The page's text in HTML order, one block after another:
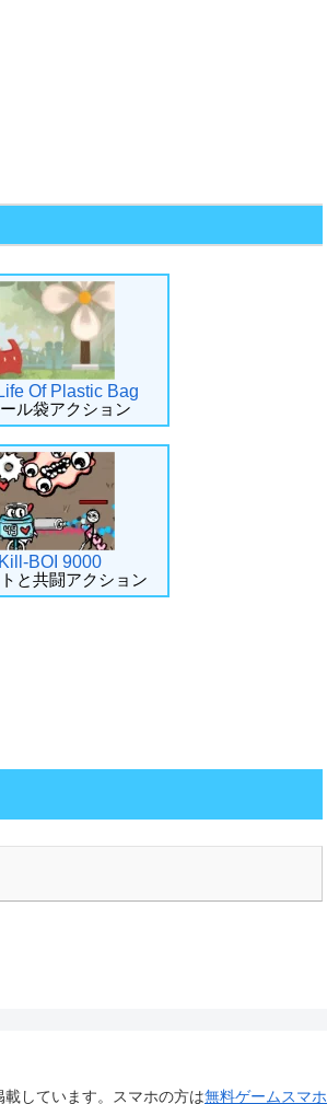
Of Plastic Bag
ル袋アクション
Kill-BOI 9000
と共闘アクション
しています。スマホの方は無料ゲームスマホ